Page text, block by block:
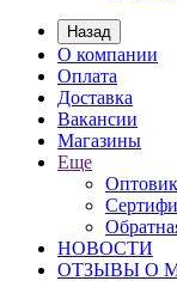
Назад
О компании
Оплата
Доставка
Вакансии
Магазины
Еще
НОВОСТИ
ОТЗЫВЫ О